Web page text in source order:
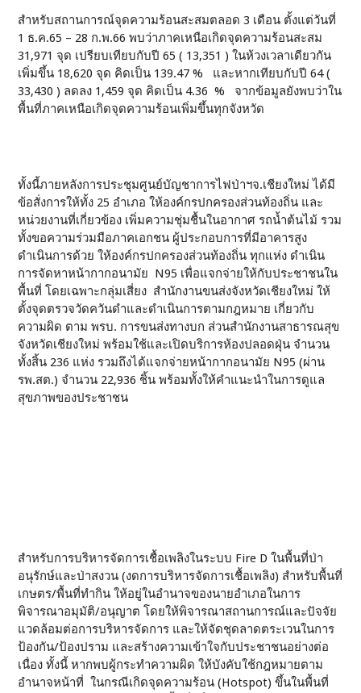
สำหรับสถานการณ์จุดความร้อนสะสมตลอด 3 เดือน ตั้งแต่วันที่
1 ธ.ค.65 – 28 ก.พ.66 พบว่าภาคเหนือเกิดจุดความร้อนสะสม
31,971 จุด เปรียบเทียบกับปี 65 ( 13,351 ) ในห้วงเวลาเดียวกัน
เพิ่มขึ้น 18,620 จุด คิดเป็น 139.47 % และหากเทียบกับปี 64 (
33,430 ) ลดลง 1,459 จุด คิดเป็น 4.36 % จากข้อมูลยังพบว่าใน
พื้นที่ภาคเหนือเกิดจุดความร้อนเพิ่มขึ้นทุกจังหวัด
ทั้งนี้ภายหลังการประชุมศูนย์บัญชาการไฟป่าฯจ.เชียงใหม่ ได้มี
ข้อสั่งการให้ทั้ง 25 อำเภอ ให้องค์กรปกครองส่วนท้องถิ่น และ
หน่วยงานที่เกี่ยวข้อง เพิ่มความชุ่มชื้นในอากาศ รถน้ำต้นไม้ รวม
ทั้งขอความร่วมมือภาคเอกชน ผู้ประกอบการที่มีอาคารสูง
ดำเนินการด้วย ให้องค์กรปกครองส่วนท้องถิ่น ทุกแห่ง ดำเนิน
การจัดหาหน้ากากอนามัย N95 เพื่อแจกจ่ายให้กับประชาชนใน
พื้นที่ โดยเฉพาะกลุ่มเสี่ยง สำนักงานขนส่งจังหวัดเชียงใหม่ ให้
ตั้งจุดตรวจวัดควันดำและดำเนินการตามกฎหมาย เกี่ยวกับ
ความผิด ตาม พรบ. การขนส่งทางบก ส่วนสำนักงานสาธารณสุข
จังหวัดเชียงใหม่ พร้อมใช้และเปิดบริการห้องปลอดฝุ่น จำนวน
ทั้งสิ้น 236 แห่ง รวมถึงได้แจกจ่ายหน้ากากอนามัย N95 (ผ่าน
รพ.สต.) จำนวน 22,936 ชิ้น พร้อมทั้งให้คำแนะนำในการดูแล
สุขภาพของประชาชน
สำหรับการบริหารจัดการเชื้อเพลิงในระบบ Fire D ในพื้นที่ป่า
อนุรักษ์และป่าสงวน (งดการบริหารจัดการเชื้อเพลิง) สำหรับพื้นที่
เกษตร/พื้นที่ทำกิน ให้อยู่ในอำนาจของนายอำเภอในการ
พิจารณาอมุมัติ/อนุญาต โดยให้พิจารณาสถานการณ์และปัจจัย
แวดล้อมต่อการบริหารจัดการ และให้จัดชุดลาดตระเวนในการ
ป้องกัน/ป้องปราม และสร้างความเข้าใจกับประชาชนอย่างต่อ
เนื่อง ทั้งนี้ หากพบผู้กระทำความผิด ให้บังคับใช้กฎหมายตาม
อำนาจหน้าที่ ในกรณีเกิดจุดความร้อน (Hotspot) ขึ้นในพื้นที่